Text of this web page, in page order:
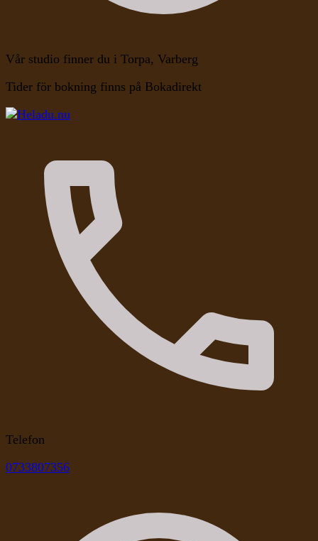
Vår studio finner du i Torpa, Varberg
Tider för bokning finns på Bokadirekt
Heladu.nu
Telefon
0733807356